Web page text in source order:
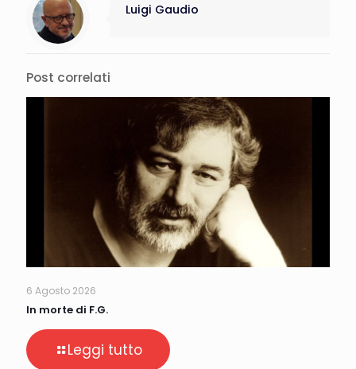
Luigi Gaudio
Post correlati
6 Agosto 2026
In morte di F.G.
Leggi tutto